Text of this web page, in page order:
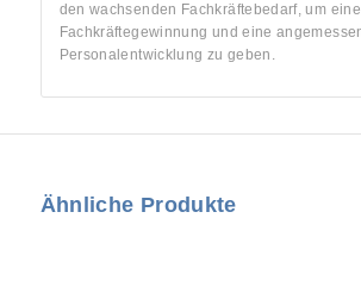
den wachsenden Fachkräftebedarf, um
Fachkräftegewinnung und eine
Personalentwicklung zu geben.
Ähnliche Produkte